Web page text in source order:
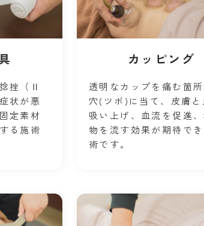
挫（Ⅱ
状が悪
定素材
る施術
カッピング
透明なカップを痛む箇
穴(ツボ)に当て、皮膚と
吸い上げ、血流を促進
物を流す効果が期待で
術です。